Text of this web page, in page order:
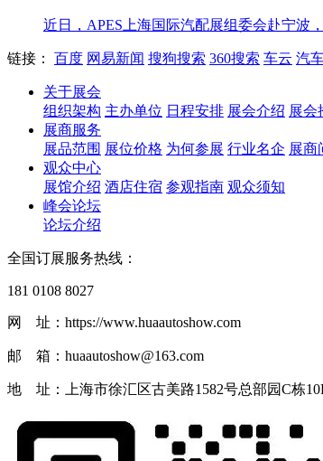
近日，APES上海国际汽配展组委会赴宁波
链接： 百度 网易新闻 搜狗搜索 360搜索 车云 汽
关于展会
组织架构 主办单位 日程安排 展会介绍 展会
展商服务
展品范围 展位价格 为何参展 行业名企 展商
观众中心
展馆介绍 酒店住宿 参观指南 观众须知
峰会论坛
论坛介绍
全国订展服务热线：
181 0108 8027
网 址：https://www.huaautoshow.com
邮 箱：huaautoshow@163.com
地 址：上海市徐汇区古美路1582号总部园C栋